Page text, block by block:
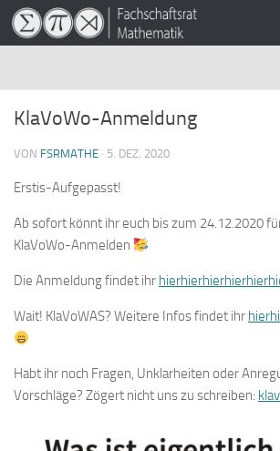
Zum Inhalt springen
KlaVoWo-Anmeldung
VON FSRMATHE · 5. DEZ. 2020
Erstis-Aufgepasst!
Ab sofort könnt ihr euch bis zum 24.12.2020
KlaVoWo-Anmelden
Die Anmeldung findet ihr
Wait! KlaVoWAS? Weitere Infos findet ihr
Habt ihr noch Fragen, Unklarheiten oder
Vorschläge? Zögert nicht uns zu schreiben: